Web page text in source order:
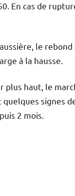
En cas de
le
à la hausse.
plus haut, le
signes
2 mois.